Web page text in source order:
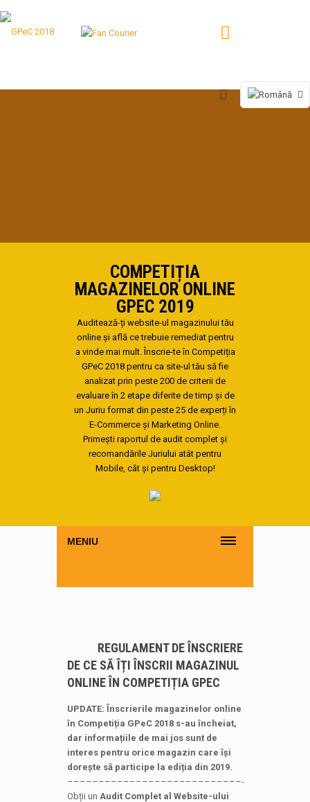
COMPETIȚIA
MAGAZINELOR ONLINE
GPEC 2019
Auditează-ți website-ul magazinului tău
online și află ce trebuie remediat pentru
a vinde mai mult. Înscrie-te în Competiția
GPeC 2018 pentru ca site-ul tău să fie
analizat prin peste 200 de criterii de
evaluare în 2 etape diferite de timp și de
un Juriu format din peste 25 de experți în
E-Commerce și Marketing Online.
Primești raportul de audit complet și
recomandările Juriului atât pentru
Mobile, cât și pentru Desktop!
MENIU
REGULAMENT DE ÎNSCRIERE
DE CE SĂ ÎȚI ÎNSCRII MAGAZINUL
ONLINE ÎN COMPETIȚIA GPEC
UPDATE: Înscrierile magazinelor online
în Competiția GPeC 2018 s-au încheiat,
dar informațiile de mai jos sunt de
interes pentru orice magazin care își
dorește să participe la ediția din 2019.
––––––––––––––––––––––––––––-
Obții un Audit Complet al Website-ului